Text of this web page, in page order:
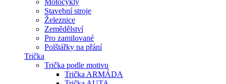
Motocykly
Stavební stroje
Železnice
Zemědělství
Pro zamilované
Polštářky na přání
Trička
Trička podle motivu
Trička ARMÁDA